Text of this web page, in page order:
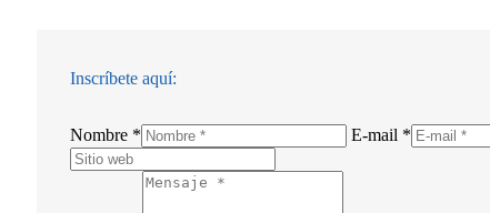
Inscríbete aquí:
Nombre * E-mail *